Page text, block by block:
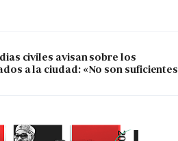
civiles avisan sobre los
a la ciudad: «No son